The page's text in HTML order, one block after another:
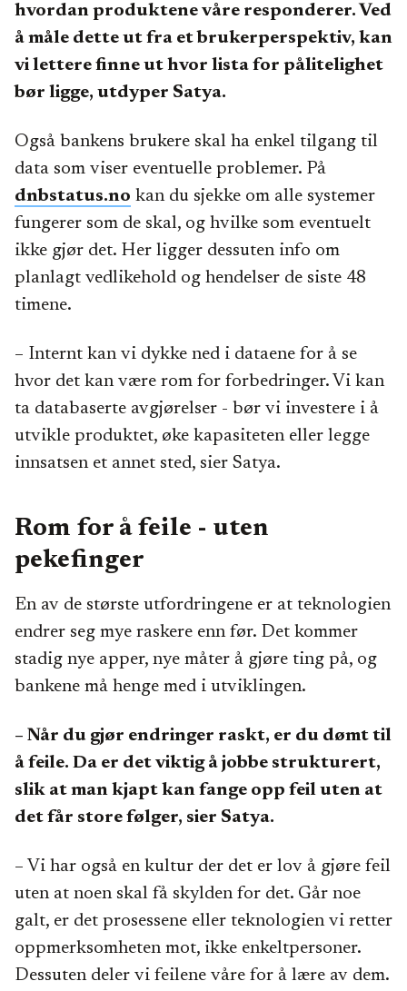
hvordan produktene våre responderer. Ved
å måle dette ut fra et brukerperspektiv, kan
vi lettere finne ut hvor lista for pålitelighet
bør ligge, utdyper Satya.
Også bankens brukere skal ha enkel tilgang til
data som viser eventuelle problemer. På
dnbstatus.no kan du sjekke om alle systemer
fungerer som de skal, og hvilke som eventuelt
ikke gjør det. Her ligger dessuten info om
planlagt vedlikehold og hendelser de siste 48
timene.
– Internt kan vi dykke ned i dataene for å se
hvor det kan være rom for forbedringer. Vi kan
ta databaserte avgjørelser - bør vi investere i å
utvikle produktet, øke kapasiteten eller legge
innsatsen et annet sted, sier Satya.
Rom for å feile - uten
pekefinger
En av de største utfordringene er at teknologien
endrer seg mye raskere enn før. Det kommer
stadig nye apper, nye måter å gjøre ting på, og
bankene må henge med i utviklingen.
– Når du gjør endringer raskt, er du dømt til
å feile. Da er det viktig å jobbe strukturert,
slik at man kjapt kan fange opp feil uten at
det får store følger, sier Satya.
– Vi har også en kultur der det er lov å gjøre feil
uten at noen skal få skylden for det. Går noe
galt, er det prosessene eller teknologien vi retter
oppmerksomheten mot, ikke enkeltpersoner.
Dessuten deler vi feilene våre for å lære av dem.